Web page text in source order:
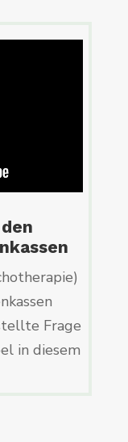
Frage
in diesem